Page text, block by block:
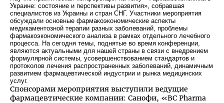
Украине: состояние и перспективы развития», собравшая
специалистов из Украины и стран СНГ. Участники мероприятия
обсуждали основные фармакоэкономические аспекты
медикаментозной терапии разных заболеваний, проблемы
фармакоэкономического анализа в рамках отдельного лечебного
процесса. На сегодня темы, поднятые во время конференции,
являются актуальными для нашей страны в связи с внедрением
формулярной системы, усовершенствованием стандартов и
протоколов лечения распространенных заболеваний, динамичным
развитием фармацевтической индустрии и рынка медицинских
услуг.
Спонсорами мероприятия выступили ведущие
фармацевтические компании: Санофи, «BC Pharma